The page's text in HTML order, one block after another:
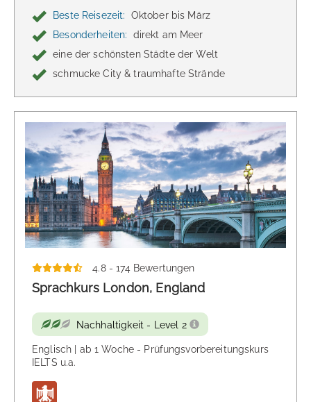
Beste Reisezeit:
Oktober bis März
Besonderheiten:
direkt am Meer
eine der schönsten Städte der Welt
schmucke City & traumhafte Strände
4.8 - 174 Bewertungen
Sprachkurs London, England
Nachhaltigkeit - Level 2
Englisch | ab 1 Woche - Prüfungsvorbereitungskurs
IELTS u.a.